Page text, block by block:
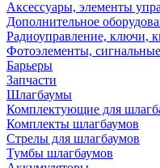
Аксессуары, элементы
Дополнительное
Радиоуправление, ключи,
Фотоэлементы,
Барьеры
Запчасти
Шлагбаумы
Комплектующие для
Комплекты шлагбаумов
Стрелы для шлагбаумов
Тумбы шлагбаумов